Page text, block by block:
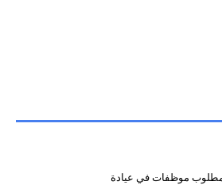
موظفات في عيادة